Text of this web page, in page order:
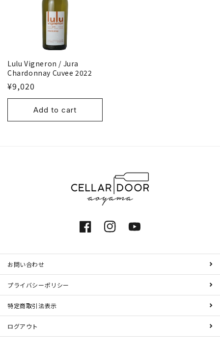
Lulu Vigneron / Jura
Chardonnay Cuvee 2022
¥9,020
Add to cart
FacebookInstagramYouTube
お問い合わせ
プライバシーポリシー
特定商取引法表示
ログアウト